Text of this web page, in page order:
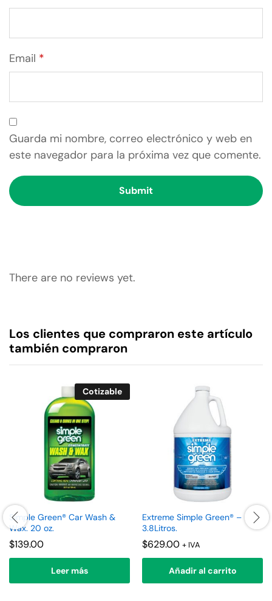
Email *
Guarda mi nombre, correo electrónico y web en
este navegador para la próxima vez que comente.
There are no reviews yet.
Los clientes que compraron este artículo
también compraron
Cotizable
Simple Green® Car Wash &
Wax. 20 oz.
$139.00
Leer más
Extreme Simple Green® –
3.8Litros.
$629.00 + IVA
Añadir al carrito